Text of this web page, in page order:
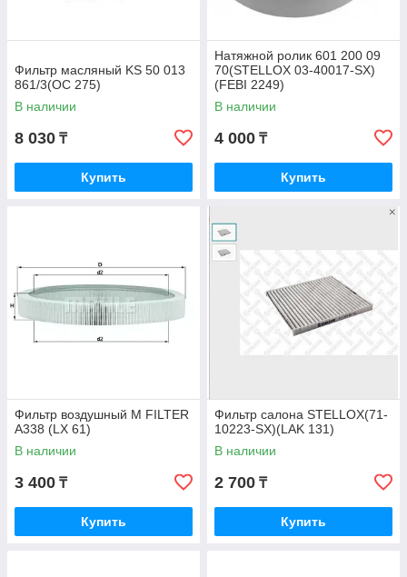
Фильтр масляный KS 50 013
861/3(OC 275)
В наличии
8 030 ₸
Купить
Натяжной ролик 601 200 09
70(STELLOX 03-40017-SX)
(FEBI 2249)
В наличии
4 000 ₸
Купить
Фильтр воздушный M FILTER
A338 (LX 61)
В наличии
3 400 ₸
Купить
Фильтр салона STELLOX(71-
10223-SX)(LAK 131)
В наличии
2 700 ₸
Купить